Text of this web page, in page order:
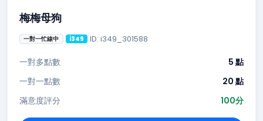
梅梅母狗
一對一忙線中 i349 ID: i349_301588
一對多點數
5 點
一對一點數
20 點
滿意度評分
100分